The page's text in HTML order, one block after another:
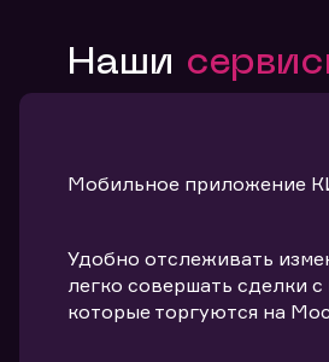
Наши
Мобильное приложение
Удобно отслеживать
легко совершать сделки
которые торгуются на